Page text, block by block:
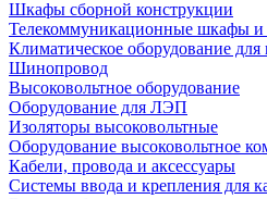
Шкафы сборной конструкции
Телекоммуникационные шкафы и
Климатическое оборудование
Шинопровод
Высоковольтное оборудование
Оборудование для ЛЭП
Изоляторы высоковольтные
Оборудование высоковольтное
Кабели, провода и аксессуары
Системы ввода и крепления для